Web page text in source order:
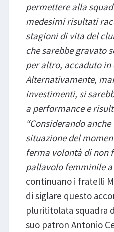
permettere alla
medesimi risultati
stagioni di vita del
che sarebbe gravato
per altro, accaduto in
Alternativamente,
investimenti, si
a performance e
“Considerando
situazione del
ferma volontà di non
pallavolo femminile a
continuano i fratelli
di siglare questo
plurititolata squadra
suo patron Antonio